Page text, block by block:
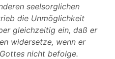
seelsorglichen
die Unmöglichkeit
gleichzeitig ein, daß er
widersetze, wenn er
nicht befolge.